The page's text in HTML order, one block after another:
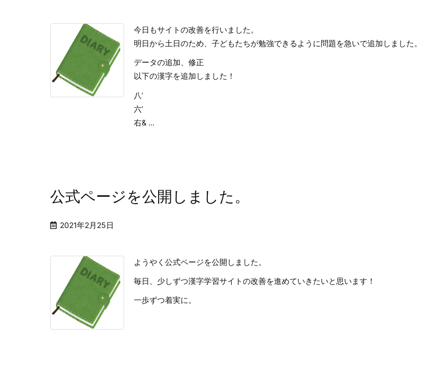
今日もサイトの改善を行いました。
明日から土日のため、子どもたちが勉強できるように問題を急いで追加しました。
データの追加、修正
以下の漢字を追加しました！
八’
六’
右& ...
公式ページを公開しました。
2021年2月25日
ようやく公式ページを公開しました。
毎日、少しずつ漢字学習サイトの改善を進めていきたいと思います！
一歩ずつ着実に。